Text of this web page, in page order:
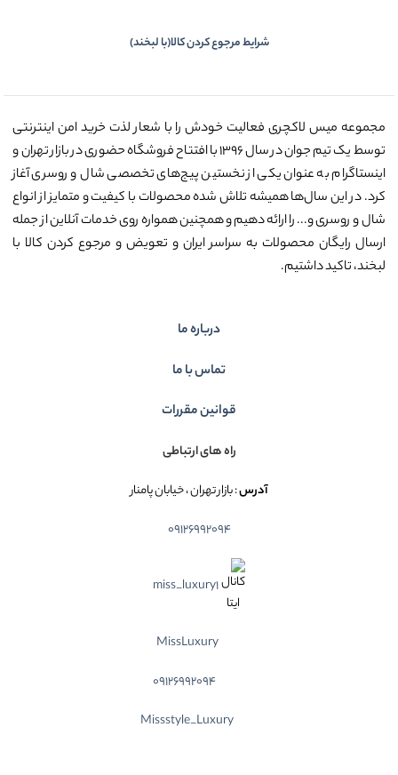
شرایط مرجوع کردن کالا(با لبخند)
مجموعه میس لاکچری فعالیت خودش را با شعار لذت خرید امن اینترنتی
توسط یک تیم جوان در سال ۱۳۹۶ با افتتاح فروشگاه حضوری در بازار تهران و
اینستاگرام به عنوان یکی از نخستین پیج‌های تخصصی شال و روسری آغاز
کرد. در این سال‌ها همیشه تلاش شده محصولات با کیفیت و متمایز از انواع
شال و روسری و... را ارائه دهیم و همچنین همواره روی خدمات آنلاین از جمله
ارسال رایگان محصولات به سراسر ایران و تعویض و مرجوع کردن کالا با
لبخند، تاکید داشتیم.
درباره ما
تماس با ما
قوانین مقررات
راه های ارتباطی
آدرس: بازار تهران ، خیابان پامنار
09126992094
miss_luxury1
MissLuxury
09126992094
Missstyle_Luxury